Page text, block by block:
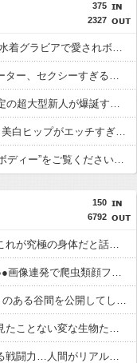
375
2327
【画像】STU48の●●美少女、水着グラビアで愛されボディを大放出wwwwww甲斐心愛が「BOMB」で豊満バストを大胆披露！！
「王様のブランチ」現役リポーター、セクシーすぎる写真集を発売wwwww冴木柚葉、水着姿で大人の色気が爆発！！！
イメージDVD界にブレイク確定の超大型新人が爆誕するwwwww黒髪清純乙女・黒川結、顔もカラダも演技もIVファンから絶賛の嵐！！処女作「初結」の動画＆画像まとめ！！
“エンジェルボディ”江籠裕奈、美白ヒップがエッチすぎるwwwwww最新水着グラビア写真集でセクシーショット！！！
【画像】“令和最高のNewtypeボディー”をご覧くださいwwwww小倉あずさ、下着グラビアで神スタイル炸裂！！！
150
6792
【画像】腹筋バキバキ女子、これが究極の身体だと話題にwwwww
【画像】福田ルミカちゃん、●●画像連発で爬虫類顔ファン歓喜wwwwww
【動画】大場久美子(63)、ハリのある谷間を公開してしまうｗｗｗ
【衝撃】創造主の悪ふざけ…見たことない変な生物たちｗｗｗｗｗ
【動画】動物たちのヤバすぎる戦闘力…人間がリアルで羊以下な理由がこれｗｗｗｗ